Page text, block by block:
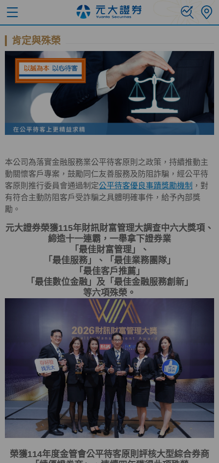
肯定與殊榮
本公司為落實金融服務業公平待客原則之政策，持續推動主
動關懷客戶專案，鼓勵同仁友善服務及防阻詐騙，經公平待
客原則推行委員會通過制定公平待客優良事蹟獎勵機制 ，對
有符合主動防阻客戶受詐騙之具體明確事件，給予內部獎
勵。
元大證券榮獲115年財訊財富管理大調查中六大獎項、
締造十一連霸，一舉拿下證券業
「最佳財富管理」、
「最佳服務」、「最佳業務團隊」
「最佳客戶推薦」
「最佳數位金融」及「最佳金融服務創新」
等六項殊榮。
榮獲114年度金管會公平待客原則評核大型綜合券商